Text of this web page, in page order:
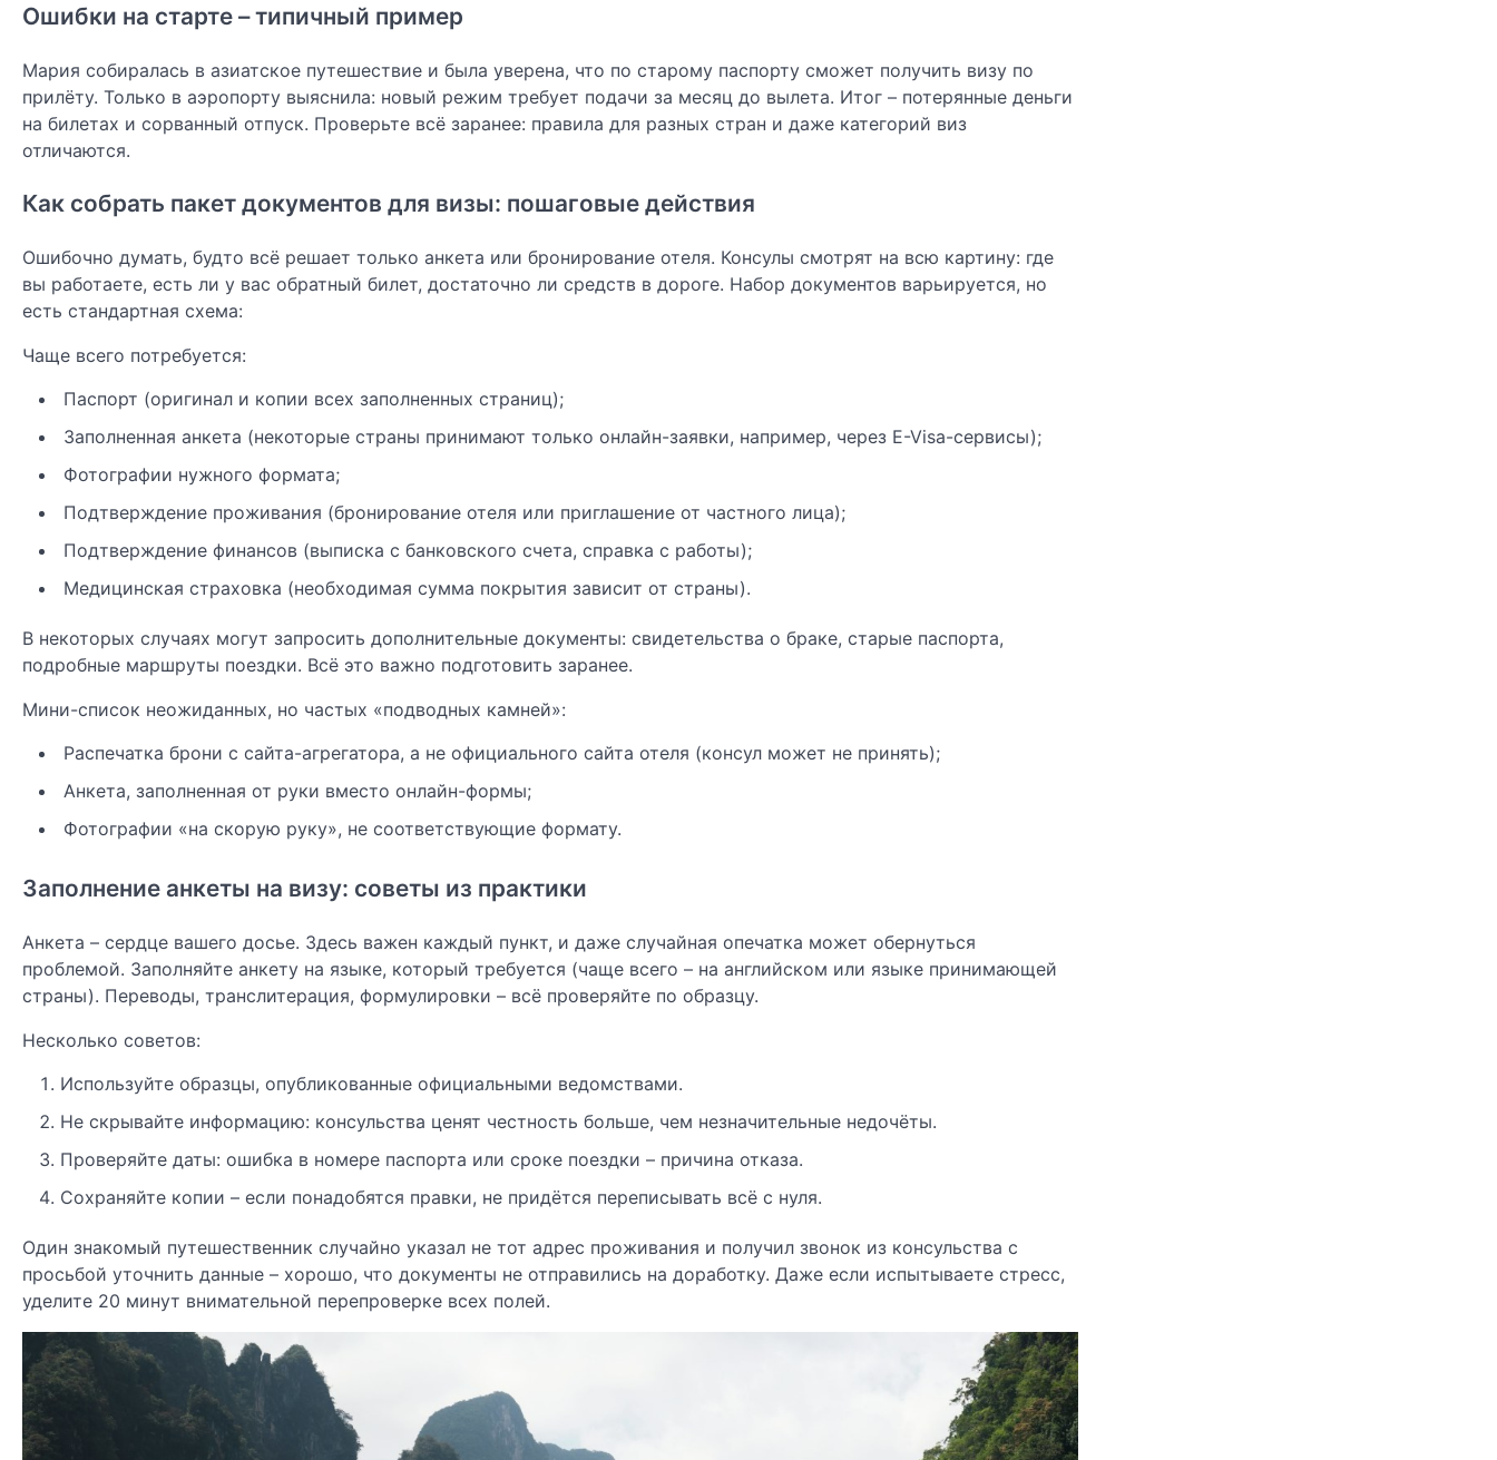
Ошибки на старте – типичный пример
Мария собиралась в азиатское путешествие и была уверена, что по старому паспорту сможет получить визу по
прилёту. Только в аэропорту выяснила: новый режим требует подачи за месяц до вылета. Итог – потерянные деньги
на билетах и сорванный отпуск. Проверьте всё заранее: правила для разных стран и даже категорий виз
отличаются.
Как собрать пакет документов для визы: пошаговые действия
Ошибочно думать, будто всё решает только анкета или бронирование отеля. Консулы смотрят на всю картину: где
вы работаете, есть ли у вас обратный билет, достаточно ли средств в дороге. Набор документов варьируется, но
есть стандартная схема:
Чаще всего потребуется:
Паспорт (оригинал и копии всех заполненных страниц);
Заполненная анкета (некоторые страны принимают только онлайн-заявки, например, через E-Visa-сервисы);
Фотографии нужного формата;
Подтверждение проживания (бронирование отеля или приглашение от частного лица);
Подтверждение финансов (выписка с банковского счета, справка с работы);
Медицинская страховка (необходимая сумма покрытия зависит от страны).
В некоторых случаях могут запросить дополнительные документы: свидетельства о браке, старые паспорта,
подробные маршруты поездки. Всё это важно подготовить заранее.
Мини-список неожиданных, но частых «подводных камней»:
Распечатка брони с сайта-агрегатора, а не официального сайта отеля (консул может не принять);
Анкета, заполненная от руки вместо онлайн-формы;
Фотографии «на скорую руку», не соответствующие формату.
Заполнение анкеты на визу: советы из практики
Анкета – сердце вашего досье. Здесь важен каждый пункт, и даже случайная опечатка может обернуться
проблемой. Заполняйте анкету на языке, который требуется (чаще всего – на английском или языке принимающей
страны). Переводы, транслитерация, формулировки – всё проверяйте по образцу.
Несколько советов:
Используйте образцы, опубликованные официальными ведомствами.
Не скрывайте информацию: консульства ценят честность больше, чем незначительные недочёты.
Проверяйте даты: ошибка в номере паспорта или сроке поездки – причина отказа.
Сохраняйте копии – если понадобятся правки, не придётся переписывать всё с нуля.
Один знакомый путешественник случайно указал не тот адрес проживания и получил звонок из консульства с
просьбой уточнить данные – хорошо, что документы не отправились на доработку. Даже если испытываете стресс,
уделите 20 минут внимательной перепроверке всех полей.